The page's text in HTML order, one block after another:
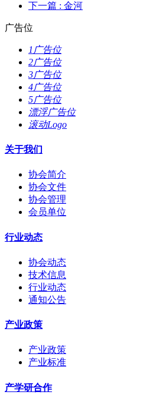
下一篇 : 金河
广告位
1广告位
2广告位
3广告位
4广告位
5广告位
漂浮广告位
滚动Logo
关于我们
协会简介
协会文件
协会管理
会员单位
行业动态
协会动态
技术信息
行业动态
通知公告
产业政策
产业政策
产业标准
产学研合作